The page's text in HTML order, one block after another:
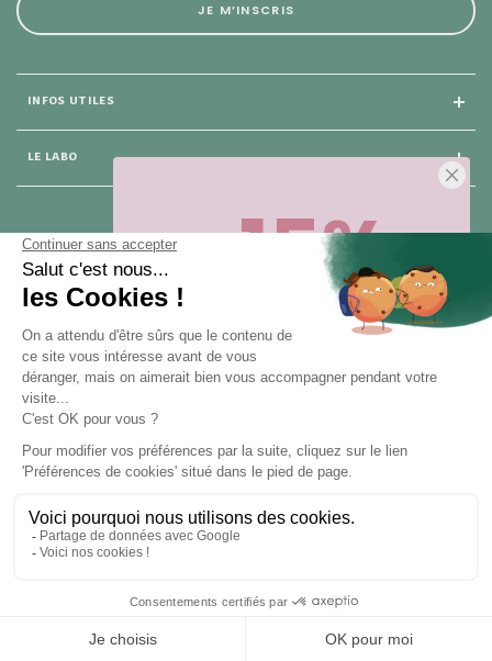
75 008 Paris
hello@santarome.fr
INFOS UTILES
LE LABO
JE M’INSCRIS
-15%
Sur votre première commande,
moment ! Désinscription en 1 clic, à
tout moment.
Obtenir -15%
marketing de notre part. Pour vous désinscrire, cliquez sur le lien de